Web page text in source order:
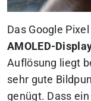
Das Google
AMOLED-
Auflösung liegt
sehr gute
genügt. Dass